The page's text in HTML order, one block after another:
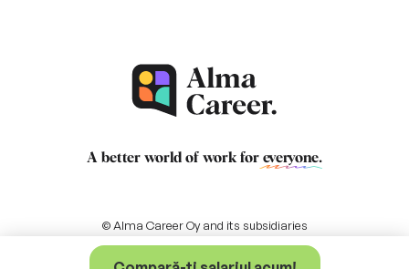
A better world of work for everyone.
© Alma Career Oy and its subsidiaries